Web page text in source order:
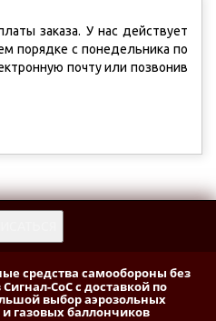
заказа. У нас действует
порядке с понедельника по
почту или позвонив
средства самообороны без
СоС с доставкой по
выбор аэрозольных
и газовых баллончиков